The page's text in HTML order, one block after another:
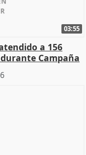
03:55
a 156
Campaña